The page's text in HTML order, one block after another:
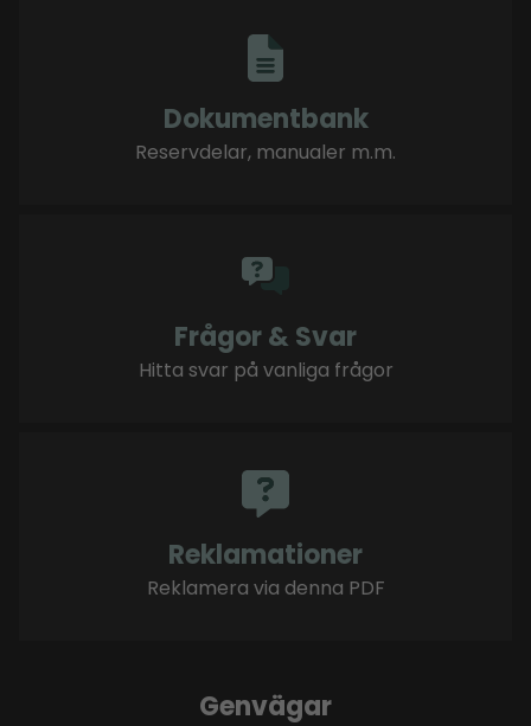
Dokumentbank
Reservdelar, manualer m.m.
Frågor & Svar
Hitta svar på vanliga frågor
Reklamationer
Reklamera via denna PDF
Genvägar